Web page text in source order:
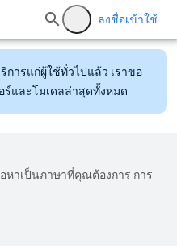
ลงชื่อเข้าใช้
การแก่ผู้ใช้ทั่วไปแล้ว เราขอ
ร์และโมเดลล่าสุดทั้งหมด
หาเป็นภาษาที่คุณต้องการ การ